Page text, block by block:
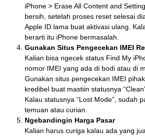
iPhone > Erase All Content and
bersih, setelah proses reset selesai
Apple ID lama buat aktivasi ulang.
berarti itu iPhone bermasalah.
Gunakan Situs Pengecekan IMEI
Kalian bisa ngecek status Find My
nomor IMEI yang ada di bodi atau di
Gunakan situs pengecekan IMEI
kredibel buat mastiin statusnya
Kalau statusnya “Lost Mode”, sudah
temuan atau curian.
Ngebandingin Harga Pasar
Kalian harus curiga kalau ada yang